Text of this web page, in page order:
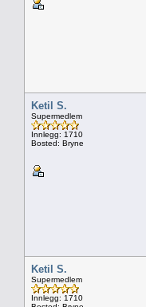
Ketil S.
Supermedlem
Innlegg: 1710
Bosted: Bryne
Ketil S.
Supermedlem
Innlegg: 1710